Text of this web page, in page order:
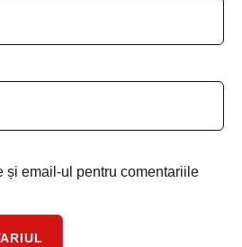
și email-ul pentru comentariile